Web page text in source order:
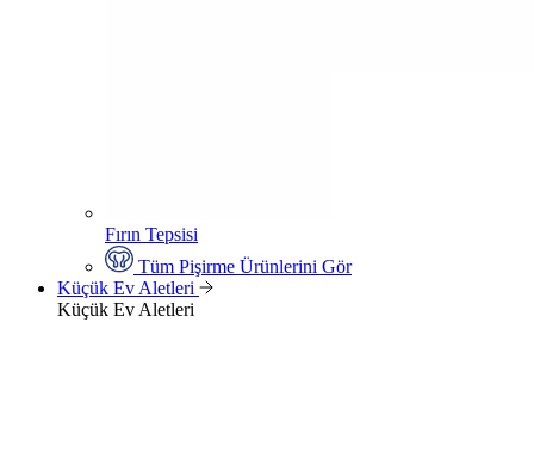
Fırın Tepsisi
Tüm Pişirme Ürünlerini Gör
Küçük Ev Aletleri
Küçük Ev Aletleri